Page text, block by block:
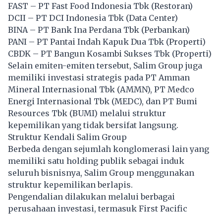
FAST – PT Fast Food Indonesia Tbk (Restoran)
DCII – PT DCI Indonesia Tbk (Data Center)
BINA – PT Bank Ina Perdana Tbk (Perbankan)
PANI – PT Pantai Indah Kapuk Dua Tbk (Properti)
CBDK – PT Bangun Kosambi Sukses Tbk (Properti)
Selain emiten-emiten tersebut, Salim Group juga
memiliki investasi strategis pada PT Amman
Mineral Internasional Tbk (AMMN), PT Medco
Energi Internasional Tbk (MEDC), dan PT Bumi
Resources Tbk (BUMI) melalui struktur
kepemilikan yang tidak bersifat langsung.
Struktur Kendali Salim Group
Berbeda dengan sejumlah konglomerasi lain yang
memiliki satu holding publik sebagai induk
seluruh bisnisnya, Salim Group menggunakan
struktur kepemilikan berlapis.
Pengendalian dilakukan melalui berbagai
perusahaan investasi, termasuk First Pacific